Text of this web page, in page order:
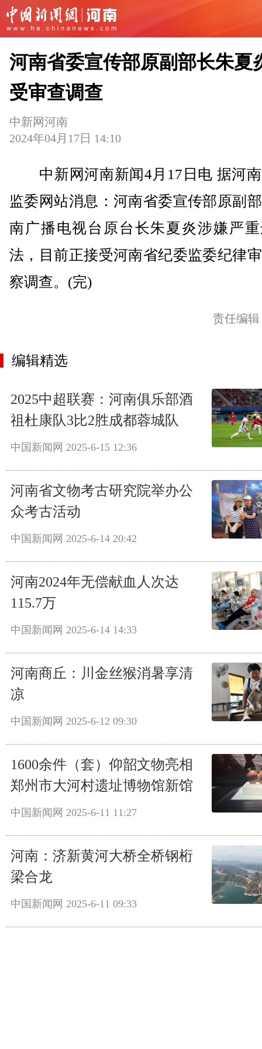
河南省委宣传部原副部长朱夏
受审查调查
中新网河南
2024年04月17日 14:10
中新网河南新闻4月17日电 据河南
监委网站消息：河南省委宣传部原副
南广播电视台原台长朱夏炎涉嫌严
法，目前正接受河南省纪委监委纪律
察调查。(完)
责任编
编辑精选
2025中超联赛：河南俱乐部酒
祖杜康队3比2胜成都蓉城队
中国新闻网 2025-6-15 12:36
河南省文物考古研究院举办公
众考古活动
中国新闻网 2025-6-14 20:42
河南2024年无偿献血人次达
115.7万
中国新闻网 2025-6-14 14:33
河南商丘：川金丝猴消暑享清
凉
中国新闻网 2025-6-12 09:30
1600余件（套）仰韶文物亮相
郑州市大河村遗址博物馆新馆
中国新闻网 2025-6-11 11:27
河南：济新黄河大桥全桥钢桁
梁合龙
中国新闻网 2025-6-11 09:33